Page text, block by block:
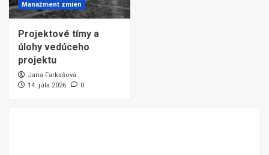
Manažment zmien
Projektové tímy a
úlohy vedúceho
projektu
Jana Farkašová
14. júla 2026
0